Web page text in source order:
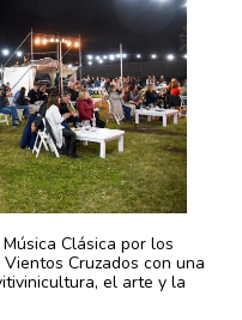
Clásica por los
Cruzados con una
el arte y la